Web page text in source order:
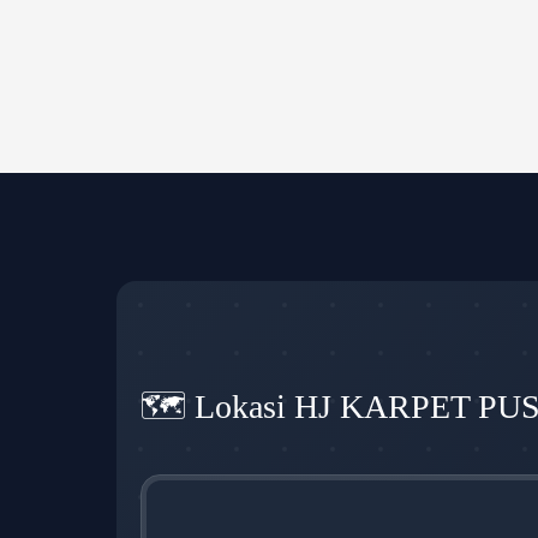
🗺️ Lokasi HJ KARPET